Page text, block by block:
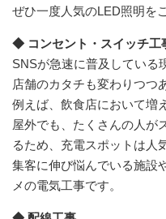
ぜひ一度人気のLED照明を
◆ コンセント・スイッチ工
SNSが急速に普及している
店舗のカタチも変わりつつ
例えば、飲食店において増
屋外でも、たくさんの人が
るため、充電スポットは人
集客に伸び悩んでいる施設
メの電気工事です。